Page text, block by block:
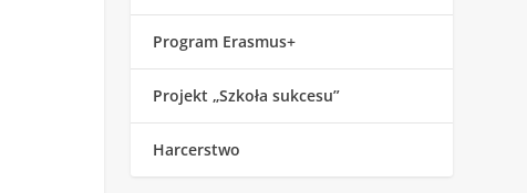
Program Erasmus+
Projekt „Szkoła sukcesu”
Harcerstwo